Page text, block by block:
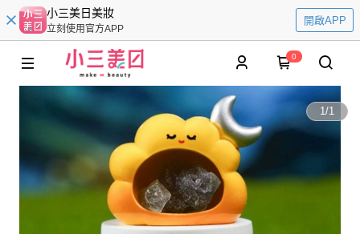
小三美日美妝
立刻使用官方APP
開啟APP
0
1/1